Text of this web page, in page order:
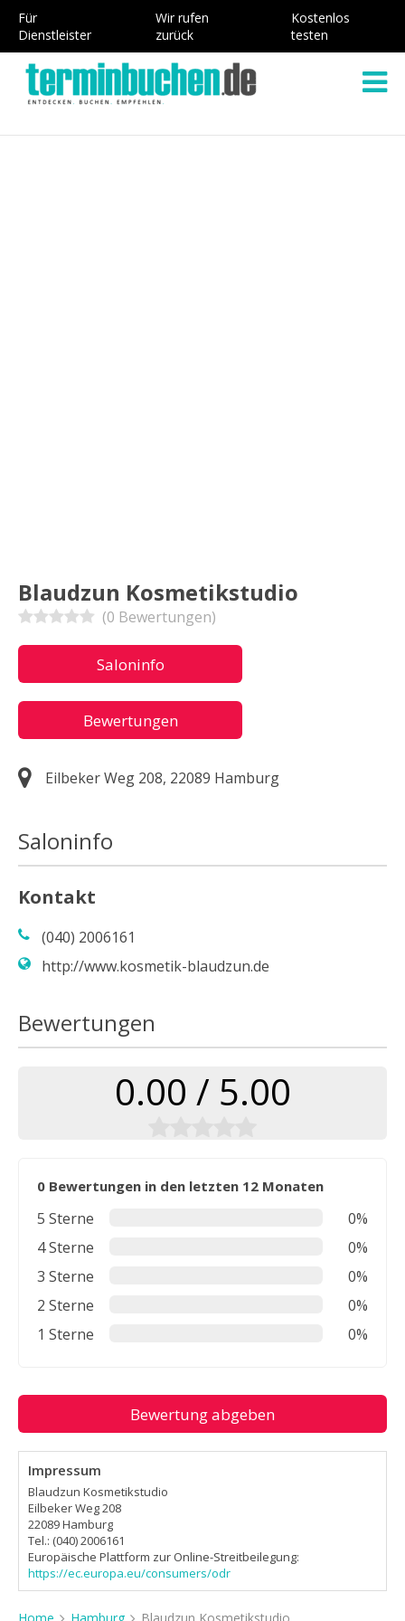
Für
Dienstleister
Wir rufen
zurück
Kostenlos
testen
Blaudzun Kosmetikstudio
(0 Bewertungen)
Saloninfo
Bewertungen
Eilbeker Weg 208, 22089 Hamburg
Saloninfo
Kontakt
(040) 2006161
http://www.kosmetik-blaudzun.de
Bewertungen
0.00 / 5.00
0 Bewertungen in den letzten 12 Monaten
5 Sterne
0%
4 Sterne
0%
3 Sterne
0%
2 Sterne
0%
1 Sterne
0%
Bewertung abgeben
Impressum
Blaudzun Kosmetikstudio
Eilbeker Weg 208
22089 Hamburg
Tel.: (040) 2006161
Europäische Plattform zur Online-Streitbeilegung:
https://ec.europa.eu/consumers/odr